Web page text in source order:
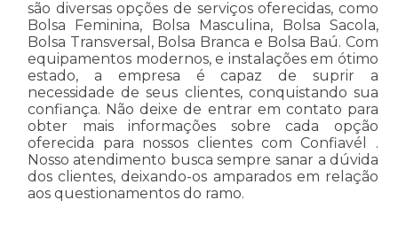
são diversas opções de serviços oferecidas, como
Bolsa Feminina, Bolsa Masculina, Bolsa Sacola,
Bolsa Transversal, Bolsa Branca e Bolsa Baú. Com
equipamentos modernos, e instalações em ótimo
estado, a empresa é capaz de suprir a
necessidade de seus clientes, conquistando sua
confiança. Não deixe de entrar em contato para
obter mais informações sobre cada opção
oferecida para nossos clientes com Confiavél .
Nosso atendimento busca sempre sanar a dúvida
dos clientes, deixando-os amparados em relação
aos questionamentos do ramo.